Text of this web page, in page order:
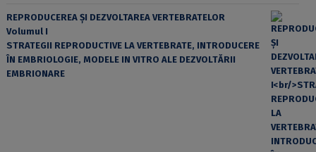
REPRODUCEREA ȘI DEZVOLTAREA VERTEBRATELOR
Volumul I
STRATEGII REPRODUCTIVE LA VERTEBRATE, INTRODUCERE
ÎN EMBRIOLOGIE, MODELE IN VITRO ALE DEZVOLTĂRII
EMBRIONARE